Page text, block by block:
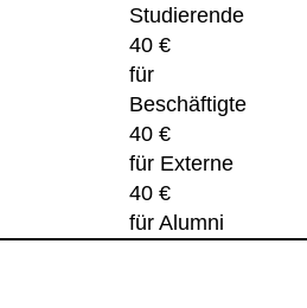
Studierende
40 €
für
Beschäftigte
40 €
für Externe
40 €
für Alumni